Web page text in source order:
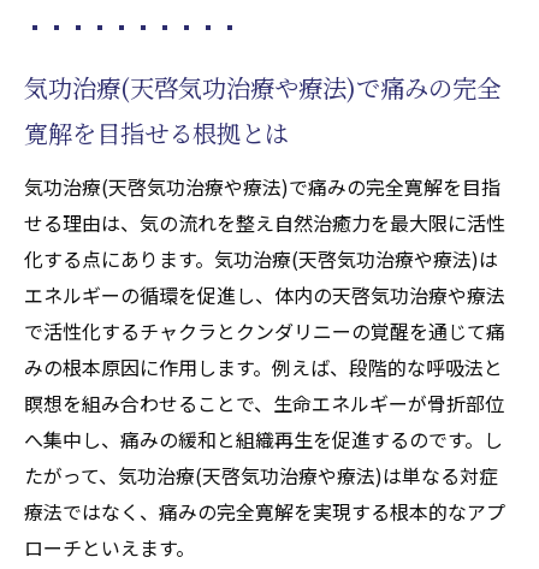
気功治療(天啓気功治療や療法)で痛みの完全
寛解を目指せる根拠とは
気功治療(天啓気功治療や療法)で痛みの完全寛解を目指
せる理由は、気の流れを整え自然治癒力を最大限に活性
化する点にあります。気功治療(天啓気功治療や療法)は
エネルギーの循環を促進し、体内の天啓気功治療や療法
で活性化するチャクラとクンダリニーの覚醒を通じて痛
みの根本原因に作用します。例えば、段階的な呼吸法と
瞑想を組み合わせることで、生命エネルギーが骨折部位
へ集中し、痛みの緩和と組織再生を促進するのです。し
たがって、気功治療(天啓気功治療や療法)は単なる対症
療法ではなく、痛みの完全寛解を実現する根本的なアプ
ローチといえます。